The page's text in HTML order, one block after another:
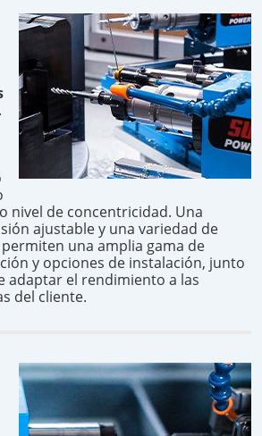
.
nivel de concentricidad. Una
ajustable y una variedad de
una amplia gama de
y opciones de instalación, junto
adaptar el rendimiento a las
del cliente.